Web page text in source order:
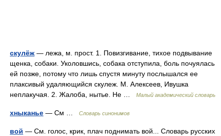
скулёж — лежа, м. прост. 1. Повизгивание, тихое подвывание
щенка, собаки. Уколовшись, собака отступила, боль почуялась
ей позже, потому что лишь спустя минуту послышался ее
плаксивый удаляющийся скулеж. М. Алексеев, Ивушка
неплакучая. 2. Жалоба, нытье. Не …
Малый академический словарь
хныканье — См … Словарь синонимов
вой — См. голос, крик, плач поднимать вой... Словарь русских